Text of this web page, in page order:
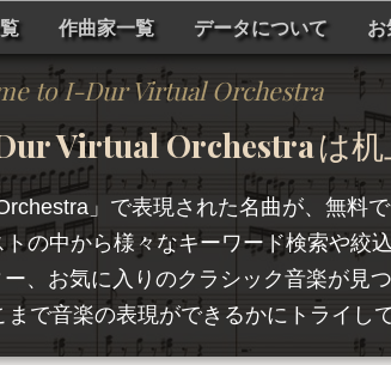
作曲家一覧 データについて お
to I-Dur Virtual Orchestra
Virtual Orchestraは
」で表現された名曲が、無料
トの中から様々なキーワード検索や絞
、お気に入りのクラシック音楽が見
で音楽の表現ができるかにトライし